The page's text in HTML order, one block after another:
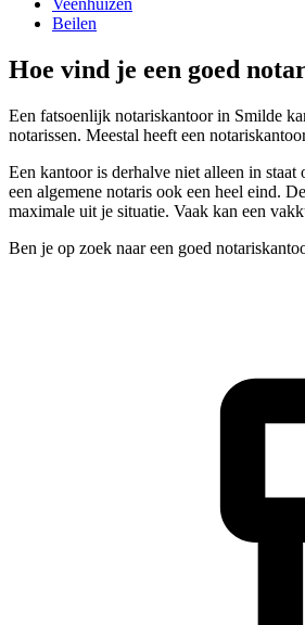
Veenhuizen
Beilen
Hoe vind je een goed
Een fatsoenlijk notariskantoor in Smilde
notarissen. Meestal heeft een
Een kantoor is derhalve niet alleen in
een algemene notaris ook een heel eind.
maximale uit je situatie. Vaak kan een
Ben je op zoek naar een goed